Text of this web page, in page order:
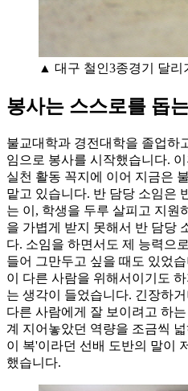
▲ 대구 철인3종경기 달리
봉사는 스스로를 돕
불교대학과 경전대학을 졸업하
임으로 봉사를 시작했습니다.
실천 활동 꼭지에 이어 지금은
맡고 있습니다. 반 담당 소임은
는 이, 학생을 두루 살피고 지원
을 가볍게 받지 못해서 반 담당
다. 소임을 하면서도 제 능력으
들어 그만두고 싶을 때도 있었
이 다른 사람을 위해서이기도
는 생각이 들었습니다. 긴장하
다른 사람에게 잘 보이려고 하
계 지어놓았던 역량을 조금씩
이 복'이라던 선배 도반의 말이
했습니다.